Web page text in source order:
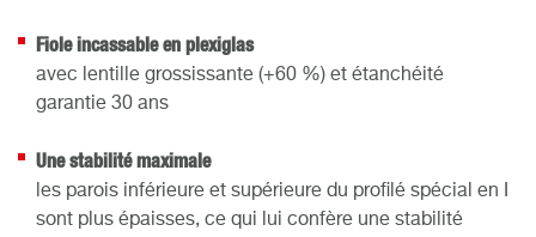
Fiole incassable en plexiglas
avec lentille grossissante (+60 %) et étanchéité
garantie 30 ans
Une stabilité maximale
les parois inférieure et supérieure du profilé spécial en I
sont plus épaisses, ce qui lui confère une stabilité